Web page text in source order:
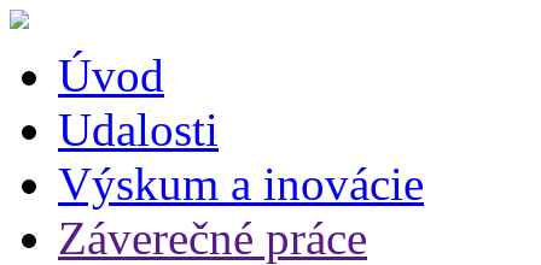
Úvod
Udalosti
Výskum a inovácie
Záverečné práce